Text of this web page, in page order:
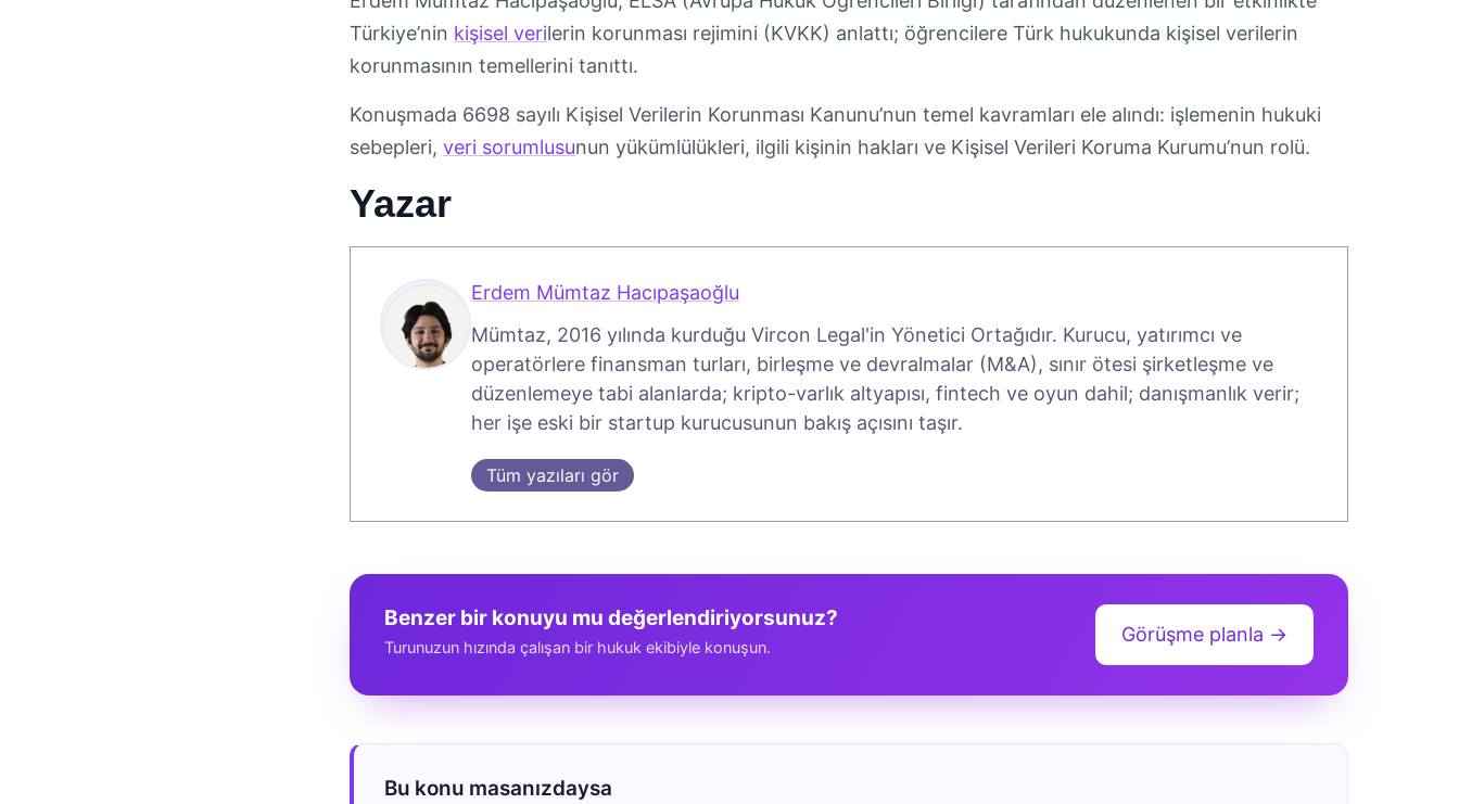
Türkiye’nin kişisel verilerin korunması rejimini (KVKK) anlattı; öğrencilere Türk hukukunda kişisel verilerin
korunmasının temellerini tanıttı.
Konuşmada 6698 sayılı Kişisel Verilerin Korunması Kanunu’nun temel kavramları ele alındı: işlemenin hukuki
sebepleri, veri sorumlusunun yükümlülükleri, ilgili kişinin hakları ve Kişisel Verileri Koruma Kurumu’nun rolü.
Yazar
Erdem Mümtaz Hacıpaşaoğlu
Mümtaz, 2016 yılında kurduğu Vircon Legal'in Yönetici Ortağıdır. Kurucu, yatırımcı ve
operatörlere finansman turları, birleşme ve devralmalar (M&A), sınır ötesi şirketleşme ve
düzenlemeye tabi alanlarda; kripto-varlık altyapısı, fintech ve oyun dahil; danışmanlık verir;
her işe eski bir startup kurucusunun bakış açısını taşır.
Tüm yazıları gör
Benzer bir konuyu mu değerlendiriyorsunuz?
Turunuzun hızında çalışan bir hukuk ekibiyle konuşun.
Görüşme planla →
Bu konu masanızdaysa